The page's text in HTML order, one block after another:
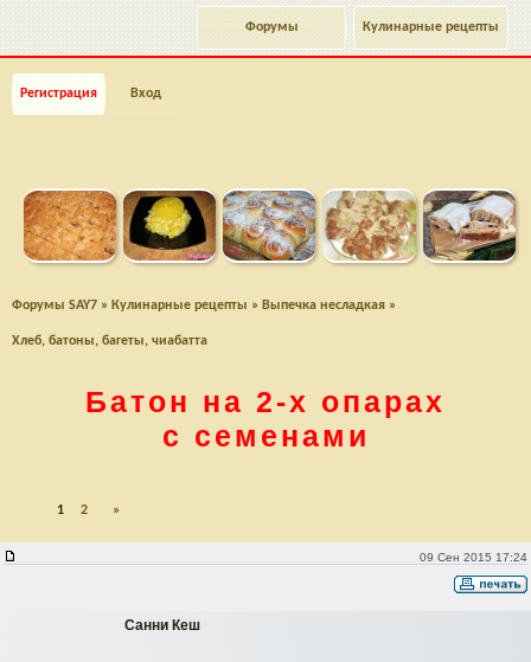
Кулинарные рецепты
Форумы
Регистрация Вход
Форумы SAY7 » Кулинарные рецепты » Выпечка несладкая »
Хлеб, батоны, багеты, чиабатта
Батон на 2-х опарах
с семенами
1 2 »
09 Сен 2015 17:24
Санни Кеш